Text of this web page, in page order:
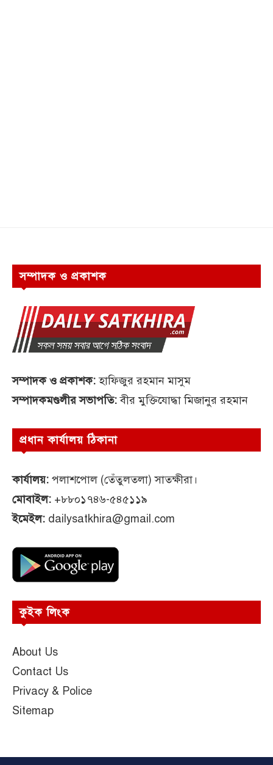
সম্পাদক ও প্রকাশক
সম্পাদক ও প্রকাশক:হাফিজুর রহমান মাসুম
সম্পাদকমণ্ডলীর সভাপতি:বীর মুক্তিযোদ্ধা মিজানুর রহমান
প্রধান কার্যালয় ঠিকানা
কার্যালয়: পলাশপোল (তেঁতুলতলা) সাতক্ষীরা।
মোবাইল: +৮৮০১৭৪৬-৫৪৫১১৯
ইমেইল: dailysatkhira@gmail.com
কুইক লিংক
About Us
Contact Us
Privacy & Police
Sitemap